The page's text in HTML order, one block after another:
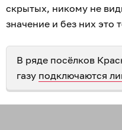
скрытых, никому не
значение и без них это
В ряде посёлков
газу подключаются